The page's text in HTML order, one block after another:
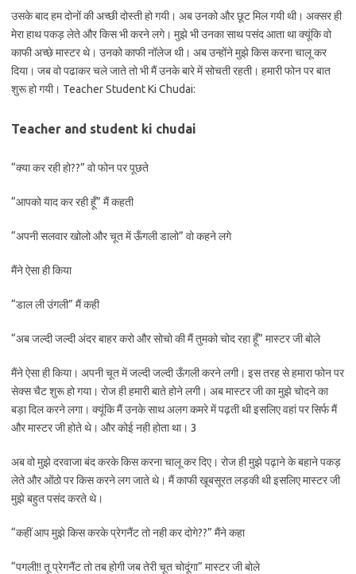
उसके बाद हम दोनों की अच्छी दोस्ती हो गयी। अब उनको और छूट मिल गयी थी। अक्सर ही
मेरा हाथ पकड़ लेते और किस भी करने लगे। मुझे भी उनका साथ पसंद आता था क्यूंकि वो
काफी अच्छे मास्टर थे। उनको काफी नॉलेज थी। अब उन्होंने मुझे किस करना चालू कर
दिया। जब वो पढाकर चले जाते तो भी मैं उनके बारे में सोचती रहती। हमारी फोन पर बात
शुरू हो गयी। Teacher Student Ki Chudai:
Teacher and student ki chudai
“क्या कर रही हो??” वो फोन पर पूछते
“आपको याद कर रही हूँ” मैं कहती
“अपनी सलवार खोलो और चूत में ऊँगली डालो” वो कहने लगे
मैंने ऐसा ही किया
“डाल ली उंगली” मैं कही
“अब जल्दी जल्दी अंदर बाहर करो और सोचो की मैं तुमको चोद रहा हूँ” मास्टर जी बोले
मैंने ऐसा ही किया। अपनी चूत में जल्दी जल्दी ऊँगली करने लगी। इस तरह से हमारा फोन पर
सेक्स चैट शुरू हो गया। रोज ही हमारी बाते होने लगी। अब मास्टर जी का मुझे चोदने का
बड़ा दिल करने लगा। क्यूंकि मैं उनके साथ अलग कमरे में पढ़ती थी इसलिए वहां पर सिर्फ मैं
और मास्टर जी होते थे। और कोई नही होता था। 3
अब वो मुझे दरवाजा बंद करके किस करना चालू कर दिए। रोज ही मुझे पढ़ाने के बहाने पकड़
लेते और ओंठो पर किस करने लग जाते थे। मैं काफी खूबसूरत लड़की थी इसलिए मास्टर जी
मुझे बहुत पसंद करते थे।
“कहीं आप मुझे किस करके प्रेगनैंट तो नही कर दोगे??” मैंने कहा
“पगली!! तू प्रेगनैंट तो तब होगी जब तेरी चूत चोदूंगा” मास्टर जी बोले